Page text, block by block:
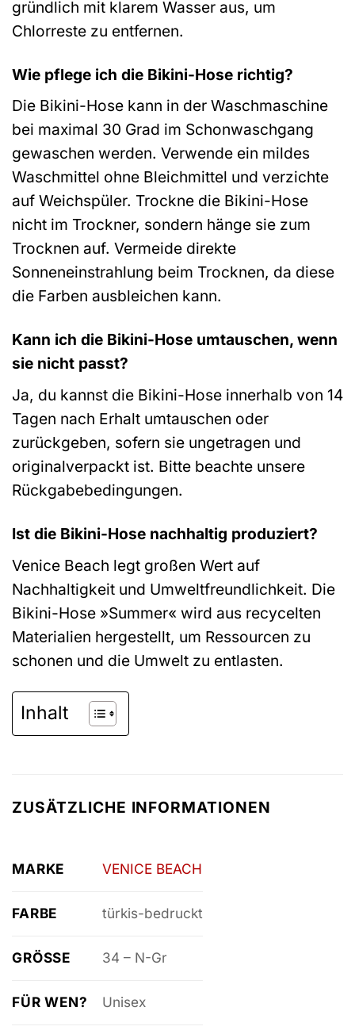
gründlich mit klarem Wasser aus, um
Chlorreste zu entfernen.
Wie pflege ich die Bikini-Hose richtig?
Die Bikini-Hose kann in der Waschmaschine
bei maximal 30 Grad im Schonwaschgang
gewaschen werden. Verwende ein mildes
Waschmittel ohne Bleichmittel und verzichte
auf Weichspüler. Trockne die Bikini-Hose
nicht im Trockner, sondern hänge sie zum
Trocknen auf. Vermeide direkte
Sonneneinstrahlung beim Trocknen, da diese
die Farben ausbleichen kann.
Kann ich die Bikini-Hose umtauschen, wenn
sie nicht passt?
Ja, du kannst die Bikini-Hose innerhalb von 14
Tagen nach Erhalt umtauschen oder
zurückgeben, sofern sie ungetragen und
originalverpackt ist. Bitte beachte unsere
Rückgabebedingungen.
Ist die Bikini-Hose nachhaltig produziert?
Venice Beach legt großen Wert auf
Nachhaltigkeit und Umweltfreundlichkeit. Die
Bikini-Hose »Summer« wird aus recycelten
Materialien hergestellt, um Ressourcen zu
schonen und die Umwelt zu entlasten.
Inhalt
ZUSÄTZLICHE INFORMATIONEN
MARKE VENICE BEACH
FARBE türkis-bedruckt
GRÖSSE 34 – N-Gr
FÜR WEN? Unisex